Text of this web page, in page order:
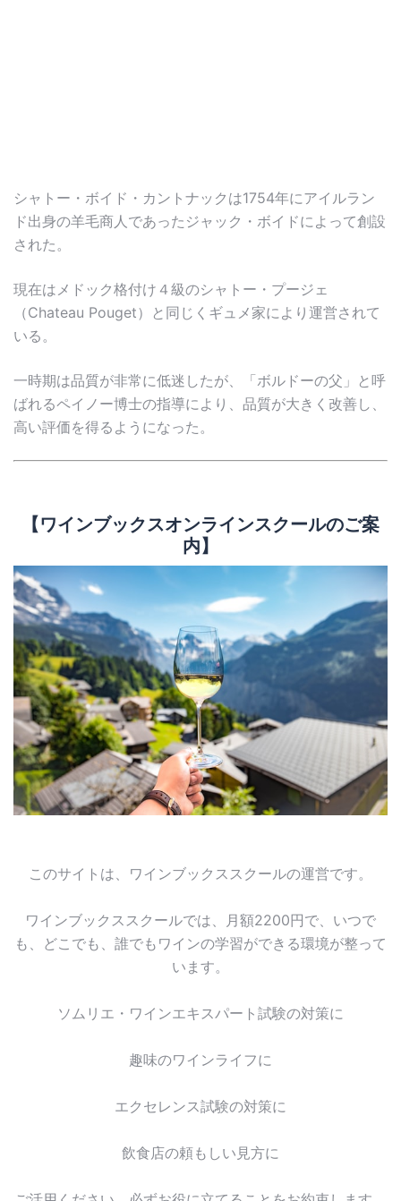
シャトー・ボイド・カントナックは1754年にアイルラン
ド出身の羊毛商人であったジャック・ボイドによって創設
された。
現在はメドック格付け４級のシャトー・プージェ
（Chateau Pouget）と同じくギュメ家により運営されて
いる。
一時期は品質が非常に低迷したが、「ボルドーの父」と呼
ばれるペイノー博士の指導により、品質が大きく改善し、
高い評価を得るようになった。
【ワインブックスオンラインスクールのご案
内】
このサイトは、ワインブックススクールの運営です。
ワインブックススクールでは、月額2200円で、いつで
も、どこでも、誰でもワインの学習ができる環境が整って
います。
ソムリエ・ワインエキスパート試験の対策に
趣味のワインライフに
エクセレンス試験の対策に
飲食店の頼もしい見方に